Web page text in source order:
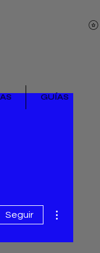
GUÍAS
Seguir